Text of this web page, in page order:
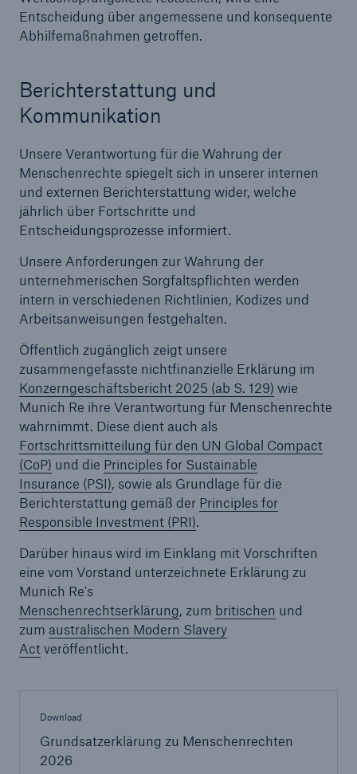
Entscheidung über angemessene und konsequente
Abhilfemaßnahmen getroffen.
Berichterstattung und
Kommunikation
Unsere Verantwortung für die Wahrung der
Menschenrechte spiegelt sich in unserer internen
und externen Berichterstattung wider, welche
jährlich über Fortschritte und
Entscheidungsprozesse informiert.
Unsere Anforderungen zur Wahrung der
unternehmerischen Sorgfaltspflichten werden
intern in verschiedenen Richtlinien, Kodizes und
Arbeitsanweisungen festgehalten.
Öffentlich zugänglich zeigt unsere
zusammengefasste nichtfinanzielle Erklärung im
Konzerngeschäftsbericht 2025 (ab S. 129) wie
Munich Re ihre Verantwortung für Menschenrechte
wahrnimmt. Diese dient auch als
Fortschrittsmitteilung für den UN Global Compact
(CoP) und die Principles for Sustainable
Insurance (PSI), sowie als Grundlage für die
Berichterstattung gemäß der Principles for
Responsible Investment (PRI).
Darüber hinaus wird im Einklang mit Vorschriften
eine vom Vorstand unterzeichnete Erklärung zu
Munich Re's
Menschenrechtserklärung, zum britischen und
zum australischen Modern Slavery
Actveröffentlicht.
Download
Grundsatzerklärung zu Menschenrechten
2026
Rückversicherung Leben/Gesundheit
MIRA Digital Suite
Lösungen
Cyber-Lösungen von Munich Re
Navigation schließen oder Escape-Taste drücken
Unternehmen